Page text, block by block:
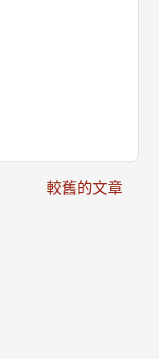
較舊的文章